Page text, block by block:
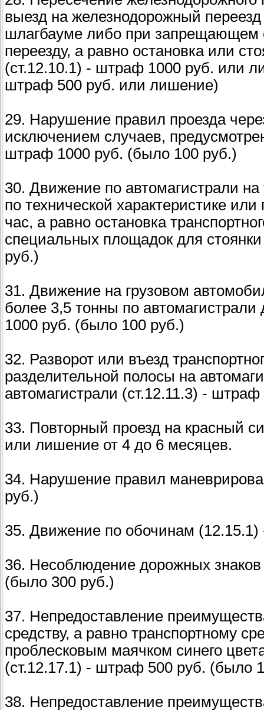
выезд на железнодорожный
шлагбауме либо при запрещающем
переезду, а равно остановка или
(ст.12.10.1) - штраф 1000 руб. или
штраф 500 руб. или лишение)
29. Нарушение правил проезда
исключением случаев,
штраф 1000 руб. (было 100 руб.)
30. Движение по автомагистрали на
по технической характеристике
час, а равно остановка
специальных площадок для
руб.)
31. Движение на грузовом
более 3,5 тонны по
1000 руб. (было 100 руб.)
32. Разворот или въезд
разделительной полосы на
автомагистрали (ст.12.11.3) -
33. Повторный проезд на красный
или лишение от 4 до 6 месяцев.
34. Нарушение правил
руб.)
35. Движение по обочинам
36. Несоблюдение дорожных
(было 300 руб.)
37. Непредоставление
средству, а равно транспортному
проблесковым маячком синего
(ст.12.17.1) - штраф 500 руб. (было
38. Непредоставление